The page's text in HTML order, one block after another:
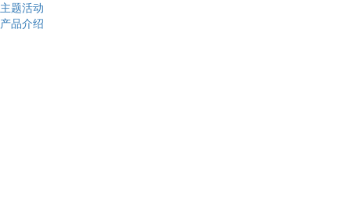
主题活动
产品介绍